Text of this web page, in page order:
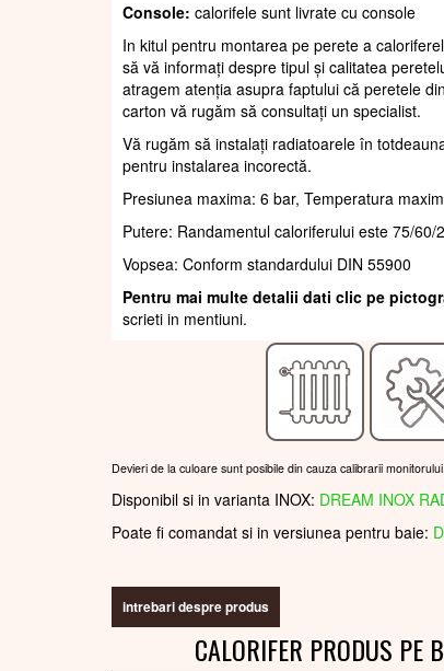
Console: calorifele sunt livrate cu console
In kitul pentru montarea pe perete a
să vă informați despre tipul și calitatea
atragem atenția asupra faptului că peretele
carton vă rugăm să consultați un specialist.
Vă rugăm să instalați radiatoarele în
pentru instalarea incorectă.
Presiunea maxima: 6 bar, Temperatura
Putere: Randamentul caloriferului este 75/
Vopsea: Conform standardului DIN 55900
Pentru mai multe detalii dati clic pe
scrieti in mentiuni.
Devieri de la culoare sunt posibile din cauza calibrarii
Disponibil si in varianta INOX: DREAM INOX
Poate fi comandat si in versiunea pentru baie:
intrebari despre produs
CALORIFER PRODUS PE